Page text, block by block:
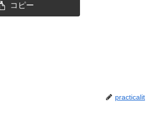
コピー
practicalit